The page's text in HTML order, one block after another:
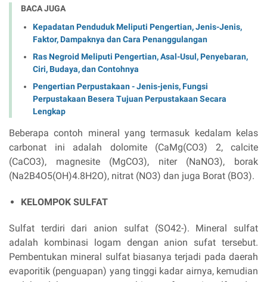
BACA JUGA
Kepadatan Penduduk Meliputi Pengertian, Jenis-Jenis,
Faktor, Dampaknya dan Cara Penanggulangan
Ras Negroid Meliputi Pengertian, Asal-Usul, Penyebaran,
Ciri, Budaya, dan Contohnya
Pengertian Perpustakaan - Jenis-jenis, Fungsi
Perpustakaan Besera Tujuan Perpustakaan Secara
Lengkap
Beberapa contoh mineral yang termasuk kedalam kelas
carbonat ini adalah dolomite (CaMg(CO3) 2, calcite
(CaCO3), magnesite (MgCO3), niter (NaNO3), borak
(Na2B4O5(OH)4.8H2O), nitrat (NO3) dan juga Borat (BO3).
KELOMPOK SULFAT
Sulfat terdiri dari anion sulfat (SO42-). Mineral sulfat
adalah kombinasi logam dengan anion sufat tersebut.
Pembentukan mineral sulfat biasanya terjadi pada daerah
evaporitik (penguapan) yang tinggi kadar airnya, kemudian